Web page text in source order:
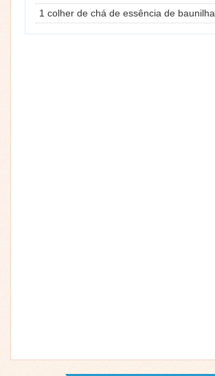
1 colher de chá de essência de baunilha